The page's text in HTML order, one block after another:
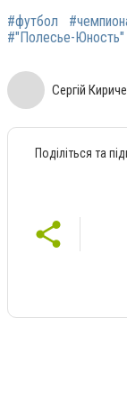
#футбол
#"Полесье-Юность"
Сергій
Поділіться та